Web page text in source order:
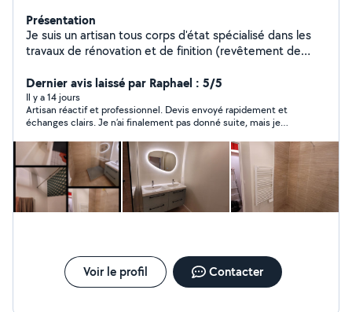
Présentation
Je suis un artisan tous corps d'état spécialisé dans les
travaux de rénovation et de finition (revêtement de
peinture, rénovation complète) ainsi que dans
l'aménagement paysagers (création de terrasse, taille,
tonte, entretien de jardin, mise en place de végétaux,
mise en place de potagers). Je suis le créateur et le
gérant de l'entreprise DEME'TERRA et de
l'autoentreprise AO SERVICES. Les travaux de second
œuvre et de finitions sont donc mon corps de métier
depuis plusieurs années. Je suis minutieux et rigoureux
dans mon travail et je cherche sans cesse à me
PS : Si vous souhaitez que je réponde aux demandes
privées, choisissez bien les catégories "Artisan tous
corps d'état" et/ou "Tapisserie, Peinture". Je ne pourrais
Dernier avis laissé par Raphael : 5/5
Il y a 14 jours
Artisan réactif et professionnel. Devis envoyé rapidement et
échanges clairs. Je n’ai finalement pas donné suite, mais je
Voir le profil Contacter